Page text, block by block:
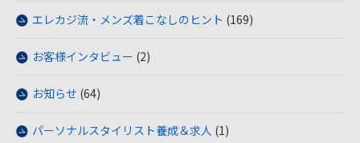
エレカジ流・メンズ着こなしのヒント (169)
お客様インタビュー (2)
お知らせ (64)
パーソナルスタイリスト養成＆求人 (1)